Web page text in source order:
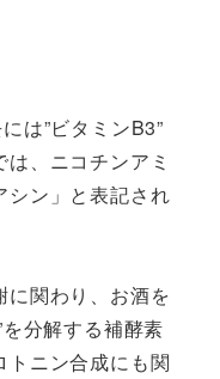
は”ビタミンB3”
、ニコチンアミ
シン」と表記され
に関わり、お酒を
分解する補酵素
トニン合成にも関